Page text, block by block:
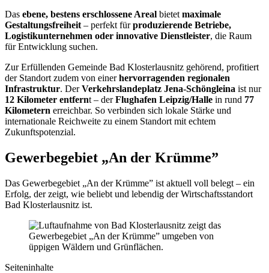
Das ebene, bestens erschlossene Areal bietet maximale
Gestaltungsfreiheit – perfekt fürproduzierende Betriebe,
Logistikunternehmen oder innovative Dienstleister, die Raum
für Entwicklung suchen.
Zur Erfüllenden Gemeinde Bad Klosterlausnitz gehörend, profitiert
der Standort zudem von einerhervorragenden regionalen
Infrastruktur. DerVerkehrslandeplatz Jena-Schöngleina ist nur
12 Kilometer entfernt – derFlughafen Leipzig/Halle in rund 77
Kilometern erreichbar. So verbinden sich lokale Stärke und
internationale Reichweite zu einem Standort mit echtem
Zukunftspotenzial.
Gewerbegebiet „An der Krümme”
Das Gewerbegebiet „An der Krümme” ist aktuell voll belegt – ein
Erfolg, der zeigt, wie beliebt und lebendig der Wirtschaftsstandort
Bad Klosterlausnitz ist.
Seiteninhalte